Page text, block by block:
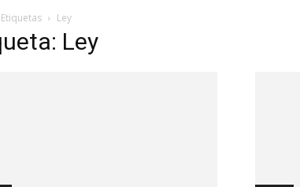
Etiquetas Ley
Ley